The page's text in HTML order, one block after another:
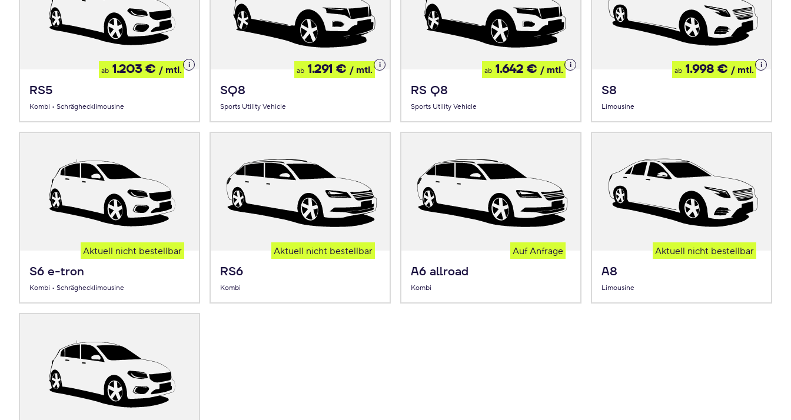
RS5
Kombi • Schräghecklimousine
ab 1.203 € / mtl.
Details
zum
SQ8
Sports Utility Vehicle
ab 1.291 € / mtl.
Details
zum
RS Q8
Sports Utility Vehicle
ab 1.642 € / mtl.
Details
zum
S8
Limousine
ab 1.998 € / mtl.
Details
zum
S6 e-tron
Kombi • Schräghecklimousine
Aktuell nicht bestellbar
RS6
Kombi
Aktuell nicht bestellbar
A6 allroad
Kombi
Auf Anfrage
A8
Limousine
Aktuell nicht bestellbar